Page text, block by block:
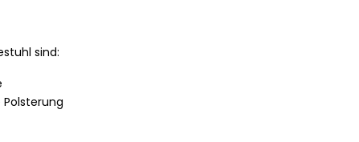
sind: